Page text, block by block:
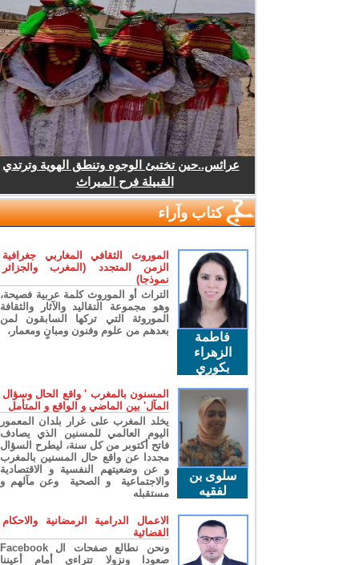
عرائس..حين تختبئ الوجوه وتنطق الهوية وترتدي
القبيلة فرح الميراث
كتاب وآراء
فاطمة
الزهراء
بكوري
الموروث الثقافي المغاربي جغرافية
الزمن المتجدد (المغرب والجزائر
نموذجا)
التراث أو الموروث كلمة عربية فصيحة،
وهو مجموعة التقاليد والآثار والثقافة
الموروثة التي تركها السابقون لمن
بعدهم من علوم وفنون ومبانٍ ومعمار،
سلوى بن
لفقيه
المسنون بالمغرب ' واقع الحال وسؤال
المآل' بين الماضي و الواقع و المتأمل
يخلد المغرب على غرار بلدان المعمور
اليوم العالمي للمسنين الذي يصادف
فاتح أكتوبر من كل سنة، ليطرح السؤال
مجددا عن واقع حال المسنين بالمغرب
و عن وضعيتهم النفسية و الاقتصادية
والاجتماعية و الصحية وعن مآلهم و
مستقبله
الاعمال الدرامية الرمضانية والاحكام
القضائية
ونحن نطالع صفحات ال Facebook
صعودا ونزولا تتراءى أمام أعيننا